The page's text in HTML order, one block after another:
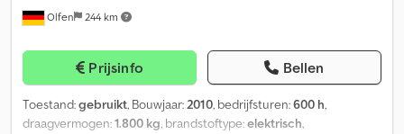
Olfen 244 km
Prijsinfo Bellen
Toestand:gebruikt, Bouwjaar:2010, bedrijfsturen:600 h,
draagvermogen:1.800 kg, brandstoftype:elektrisch,